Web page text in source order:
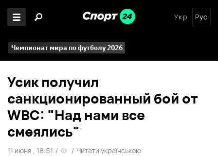
Укр Рус
Чемпионат мира по футболу 2026
Усик получил
санкционированный бой от
WBC: "Над нами все
смеялись"
11 июня , 18:51 / / Читати українською